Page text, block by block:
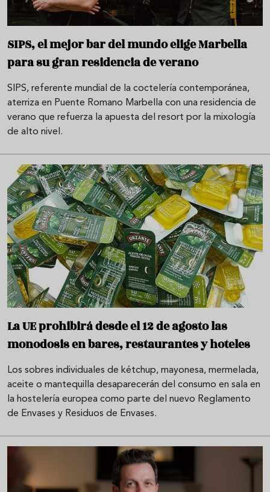
SIPS, el mejor bar del mundo elige Marbella
para su gran residencia de verano
SIPS, referente mundial de la coctelería contemporánea,
aterriza en Puente Romano Marbella con una residencia de
verano que refuerza la apuesta del resort por la mixología
de alto nivel.
La UE prohibirá desde el 12 de agosto las
monodosis en bares, restaurantes y hoteles
Los sobres individuales de kétchup, mayonesa, mermelada,
aceite o mantequilla desaparecerán del consumo en sala en
la hostelería europea como parte del nuevo Reglamento
de Envases y Residuos de Envases.